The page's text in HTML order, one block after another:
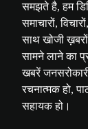
समझते है, हम
समाचारों,
साथ खोजी
सामने लाने का
खबरें जनसरोकारी
रचनात्मक हो,
सहायक हो।